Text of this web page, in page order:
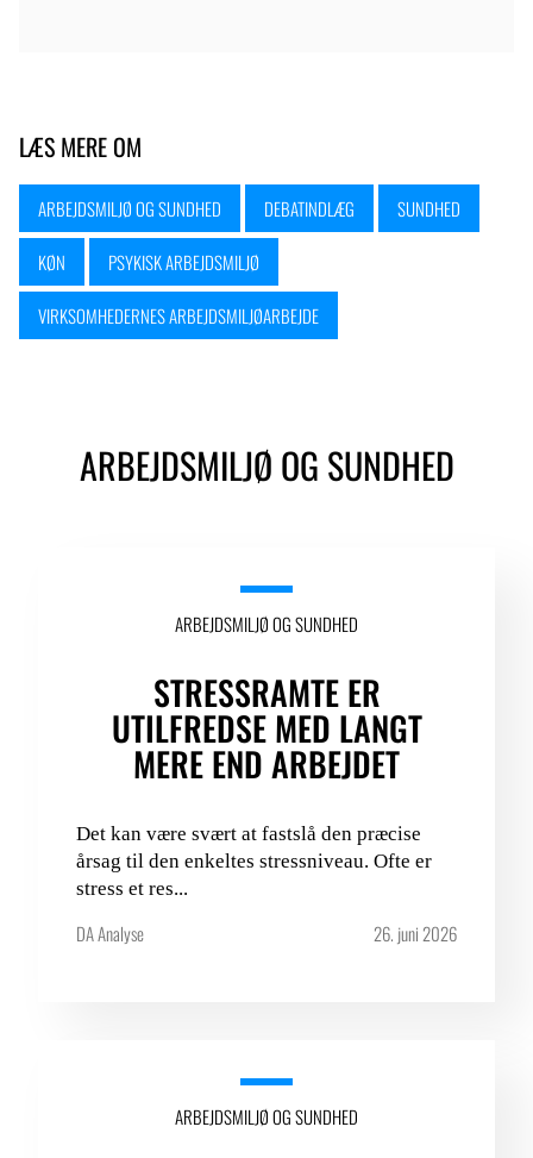
LÆS MERE OM
ARBEJDSMILJØ OG SUNDHED DEBATINDLÆG SUNDHED
KØN PSYKISK ARBEJDSMILJØ
VIRKSOMHEDERNES ARBEJDSMILJØARBEJDE
ARBEJDSMILJØ OG SUNDHED
ARBEJDSMILJØ OG SUNDHED
STRESSRAMTE ER
UTILFREDSE MED LANGT
MERE END ARBEJDET
Det kan være svært at fastslå den præcise
årsag til den enkeltes stressniveau. Ofte er
stress et res...
DA Analyse 26. juni 2026
ARBEJDSMILJØ OG SUNDHED